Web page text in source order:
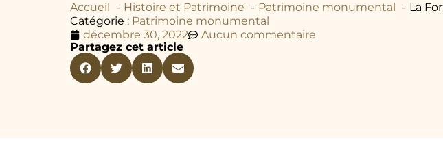
Accueil Histoire et Patrimoine Patrimoine monumental
La
Catégorie : Patrimoine monumental
décembre 30, 2022
Aucun commentaire
Partagez cet article